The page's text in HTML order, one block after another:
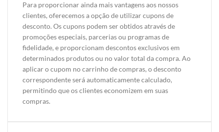
Para proporcionar ainda mais vantagens aos nossos
clientes, oferecemos a opção de utilizar cupons de
desconto. Os cupons podem ser obtidos através de
promoções especiais, parcerias ou programas de
fidelidade, e proporcionam descontos exclusivos em
determinados produtos ou no valor total da compra. Ao
aplicar o cupom no carrinho de compras, o desconto
correspondente será automaticamente calculado,
permitindo que os clientes economizem em suas
compras.